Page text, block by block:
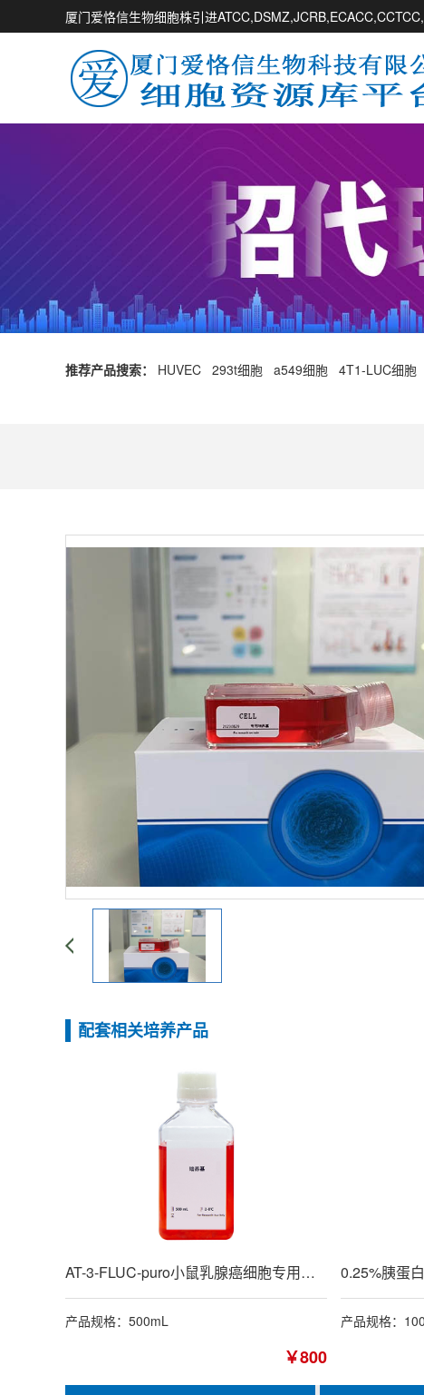
厦门爱恪信生物细胞株引进
推荐产品搜索： HUVEC 293t细胞 a549细胞 4T1-LUC细胞
配套相关培养产品
AT-3-FLUC-puro小鼠乳腺癌细胞专用培养基
产品规格：500mL
￥800
产品规格：